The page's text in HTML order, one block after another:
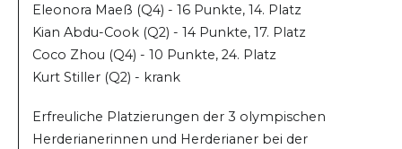
Eleonora Maeß (Q4) - 16 Punkte, 14. Platz
Kian Abdu-Cook (Q2) - 14 Punkte, 17. Platz
Coco Zhou (Q4) - 10 Punkte, 24. Platz
Kurt Stiller (Q2) - krank
Erfreuliche Platzierungen der 3 olympischen
Herderianerinnen und Herderianer bei der